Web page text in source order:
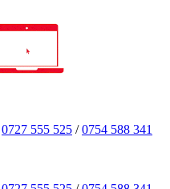
0727 555 525 /0754 588 341